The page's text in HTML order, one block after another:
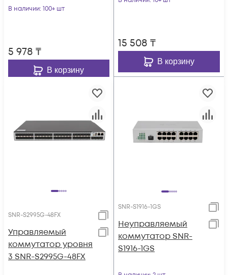
В наличии: 100+ шт
5 978 ₸
В корзину
15 508 ₸
В корзину
SNR-S2995G-48FX
Управляемый
коммутатор уровня
3 SNR-S2995G-48FX
SNR-S1916-1GS
Неуправляемый
коммутатор SNR-
S1916-1GS